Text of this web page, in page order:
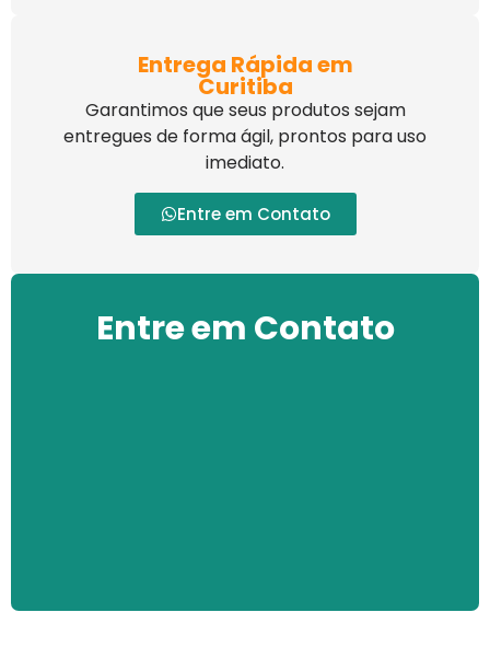
Entrega Rápida em
Curitiba
Garantimos que seus produtos sejam
entregues de forma ágil, prontos para uso
imediato.
Entre em Contato
Entre em Contato